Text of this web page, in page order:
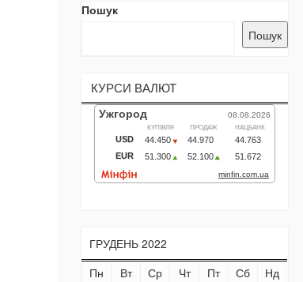
Пошук
Пошук
КУРСИ ВАЛЮТ
ГРУДЕНЬ 2022
Пн
Вт Ср Чт Пт Сб
Нд